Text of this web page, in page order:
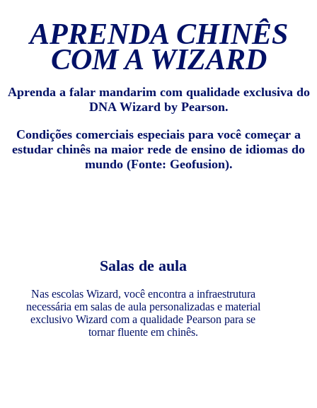
APRENDA CHINÊS
COM A WIZARD
Aprenda a falar mandarim com qualidade exclusiva do
DNA Wizard by Pearson.
Condições comerciais especiais para você começar a
estudar chinês na maior rede de ensino de idiomas do
mundo (Fonte: Geofusion).
Salas de aula
Nas escolas Wizard, você encontra a infraestrutura
necessária em salas de aula personalizadas e material
exclusivo Wizard com a qualidade Pearson para se
tornar fluente em chinês.